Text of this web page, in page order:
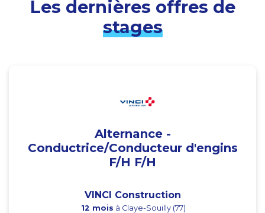
Les dernières offres de
stages
Alternance -
Conductrice/Conducteur d'engins
F/H F/H
VINCI Construction
12 mois à Claye-Souilly (77)